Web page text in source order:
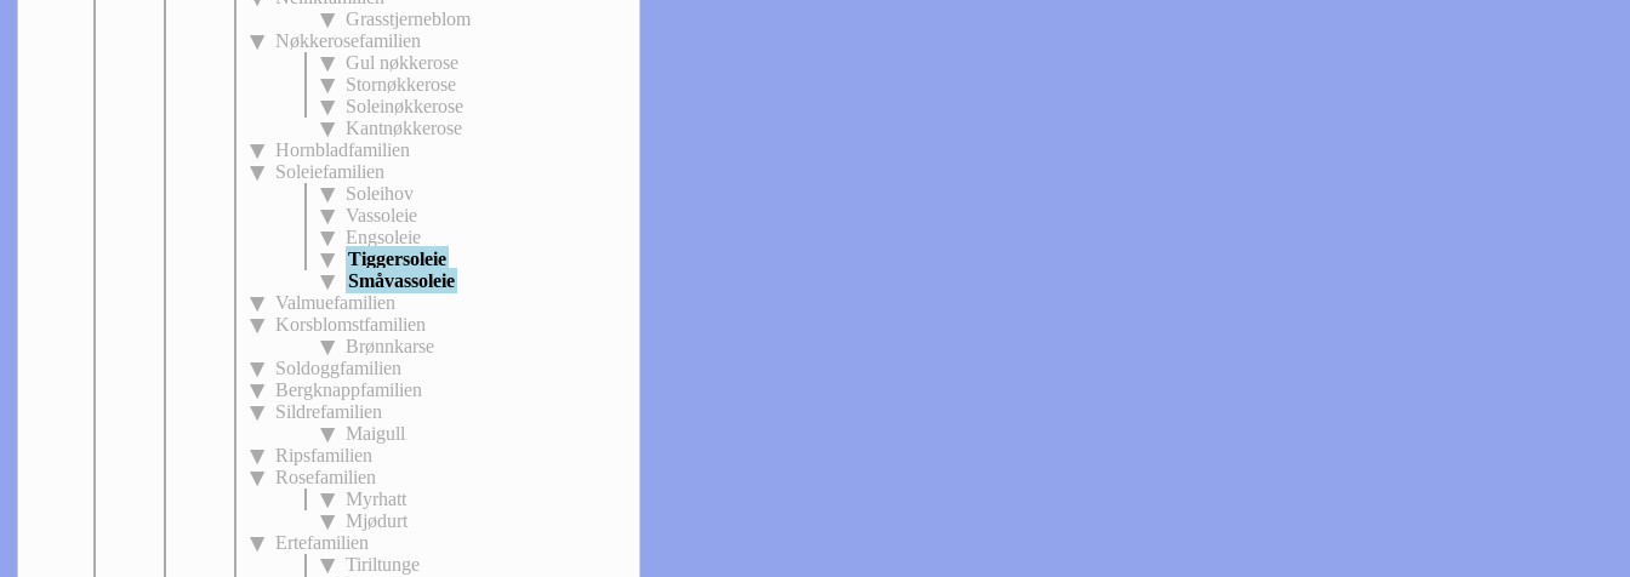
Grasstjerneblom
Nøkkerosefamilien
Gul nøkkerose
Stornøkkerose
Soleinøkkerose
Kantnøkkerose
Hornbladfamilien
Soleiefamilien
Soleihov
Vassoleie
Engsoleie
Tiggersoleie
Småvassoleie
Valmuefamilien
Korsblomstfamilien
Brønnkarse
Soldoggfamilien
Bergknappfamilien
Sildrefamilien
Maigull
Ripsfamilien
Rosefamilien
Myrhatt
Mjødurt
Ertefamilien
Tiriltunge